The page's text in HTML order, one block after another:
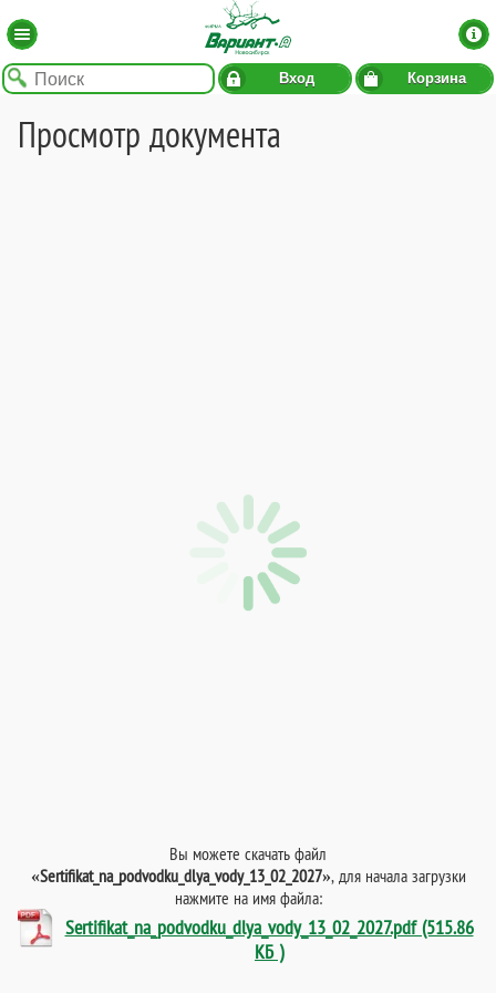
Вход Корзина
Просмотр документа
Вы можете скачать файл
«Sertifikat_na_podvodku_dlya_vody_13_02_2027», для начала загрузки
нажмите на имя файла:
Sertifikat_na_podvodku_dlya_vody_13_02_2027.pdf (515.86
КБ )